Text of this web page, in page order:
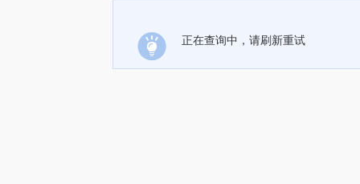
正在查询中，请刷新重试